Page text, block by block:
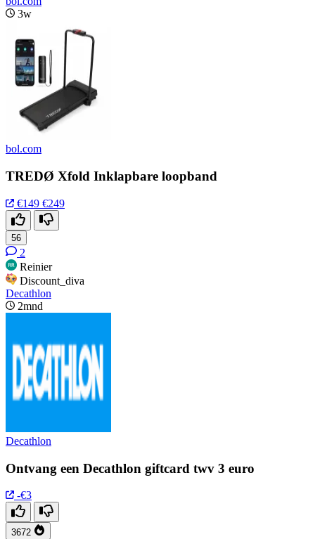
3w
bol.com
TREDØ Xfold Inklapbare loopband
€149 €249
56
2
Reinier
Discount_diva
Decathlon
2mnd
Decathlon
Ontvang een Decathlon giftcard twv 3 euro
-€3
3672